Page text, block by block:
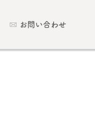
お問い合わせ